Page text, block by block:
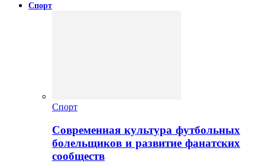
Спорт
Спорт
Современная культура футбольных
болельщиков и развитие фанатских
сообществ